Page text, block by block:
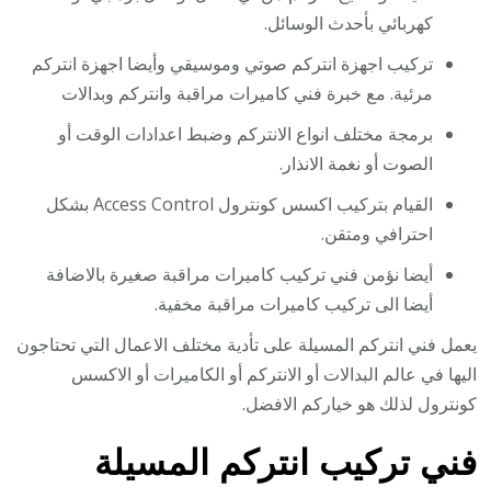
كهربائي بأحدث الوسائل.
تركيب اجهزة انتركم صوتي وموسيقي وأيضا اجهزة انتركم
مرئية. مع خبرة فني كاميرات مراقبة وانتركم وبدالات
برمجة مختلف انواع الانتركم وضبط اعدادات الوقت أو
الصوت أو نغمة الانذار.
القيام بتركيب اكسس كونترول Access Control بشكل
احترافي ومتقن.
أيضا نؤمن فني تركيب كاميرات مراقبة صغيرة بالاضافة
أيضا الى تركيب كاميرات مراقبة مخفية.
يعمل فني انتركم المسيلة على تأدية مختلف الاعمال التي تحتاجون
اليها في عالم البدالات أو الانتركم أو الكاميرات أو الاكسس
كونترول لذلك هو خياركم الافضل.
فني تركيب انتركم المسيلة